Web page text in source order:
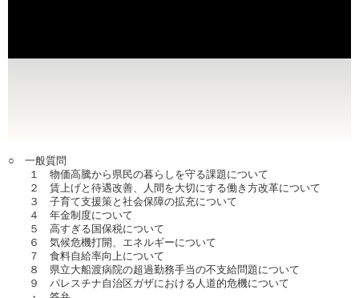
○ 一般質問
１ 物価高騰から県民の暮らしを守る課題について
２ 賃上げと待遇改善、人間を大切にする働き方改革について
３ 子育て支援策と社会保障の拡充について
４ 年金制度について
５ 高すぎる国保税について
６ 気候危機打開、エネルギーについて
７ 食料自給率向上について
８ 県立大船渡病院の超過勤務手当の不支給問題について
９ パレスチナ自治区ガザにおける人道的危機について